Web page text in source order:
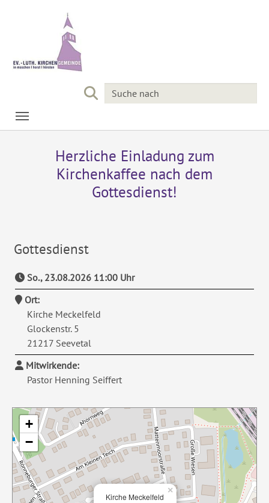
Herzliche Einladung zum
Kirchenkaffee nach dem
Gottesdienst!
Gottesdienst
So., 23.08.2026 11:00 Uhr
Ort
Kirche Meckelfeld
Glockenstr. 5
21217 Seevetal
Mitwirkende
Pastor Henning Seiffert
Kirche Meckelfeld
×
+
−